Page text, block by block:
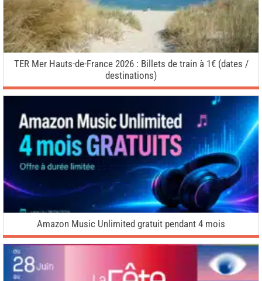
TER Mer Hauts-de-France 2026 : Billets de train à 1€ (dates /
destinations)
Amazon Music Unlimited gratuit pendant 4 mois